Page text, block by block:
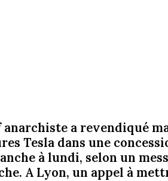
a revendiqué
Tesla dans une
à lundi, selon un
A Lyon, un appel à